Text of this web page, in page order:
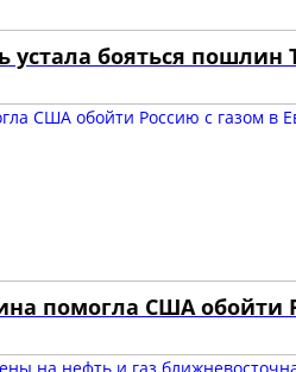
бояться пошлин
помогла США обойти